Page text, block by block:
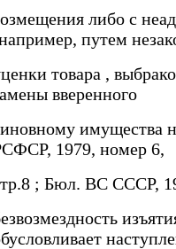
либо с
путем
товара ,
вверенного
имущества
1979, номер 6,
; Бюл. ВС СССР,